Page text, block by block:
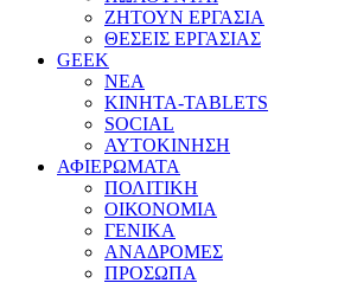
ΖΗΤΟΥΝ ΕΡΓΑΣΙΑ
ΘΕΣΕΙΣ ΕΡΓΑΣΙΑΣ
GEEK
ΝΕΑ
ΚΙΝΗΤΑ-TABLETS
SOCIAL
ΑΥΤΟΚΙΝΗΣΗ
ΑΦΙΕΡΩΜΑΤΑ
ΠΟΛΙΤΙΚΗ
ΟΙΚΟΝΟΜΙΑ
ΓΕΝΙΚΑ
ΑΝΑΔΡΟΜΕΣ
ΠΡΟΣΩΠΑ